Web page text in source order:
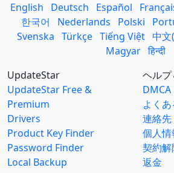
English Deutsch Español
한국어
Nederlands Polski
Svenska Türkçe Tiếng Việt 中文
Magyar हिन्दी
UpdateStar
UpdateStar Free &
Premium
Drivers
Product Key Finder
Password Finder
Local Backup
ヘルプ
DMCA
よく
連絡先
個人
契約解
返金